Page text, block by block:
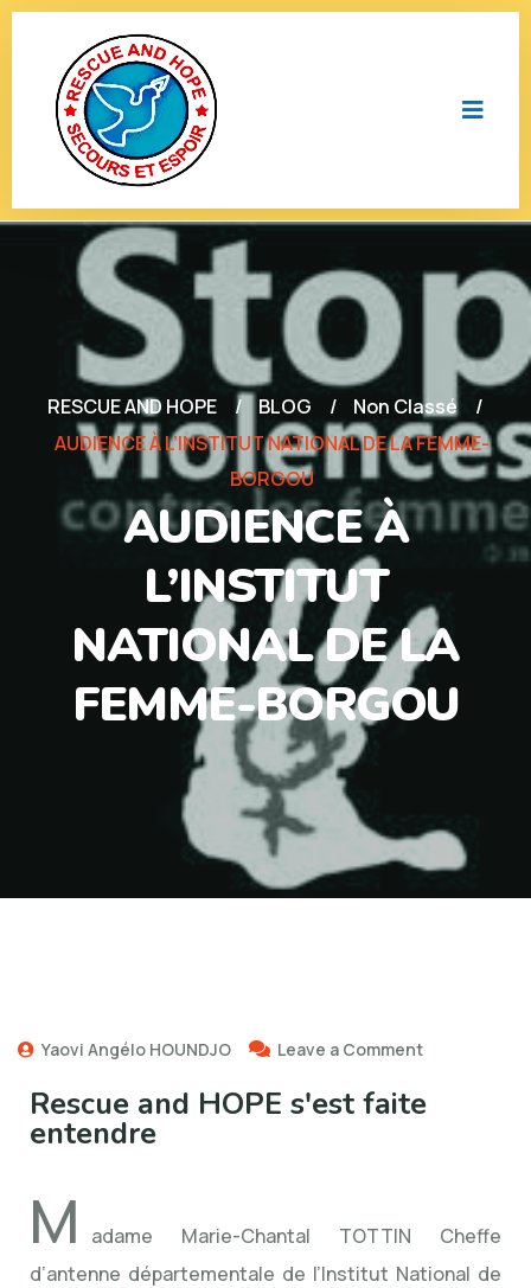
RESCUE AND HOPE BLOG
Non Classé
AUDIENCE À L’INSTITUT NATIONAL DE LA FEMME-
BORGOU
AUDIENCE À
L’INSTITUT
NATIONAL DE LA
FEMME-BORGOU
Yaovi Angélo HOUNDJO Leave a Comment
Rescue and HOPE s'est faite
entendre
M
adame Marie-Chantal TOTTIN Cheffe
d’antenne départementale de l’Institut National de